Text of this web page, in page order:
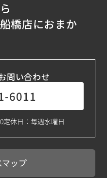
橋店におまか
問い合わせ
6011
定休日：毎週水曜日
マップ